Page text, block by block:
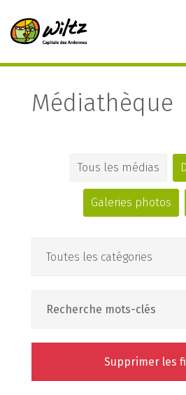
Médiathèque
Tous les médias
Galeries photos
Supprimer les